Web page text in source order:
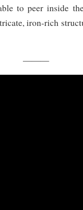
to peer inside
iron-rich
———